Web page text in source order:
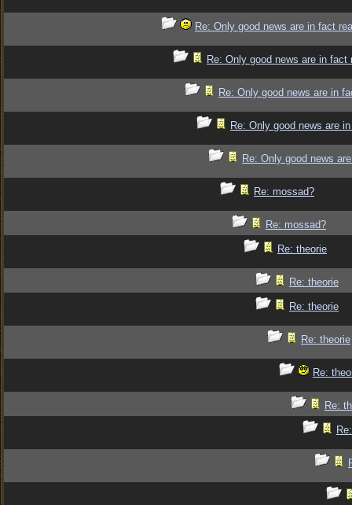
Re: Only good news are in fact
Re: Only good news are in fact
Re: Only good news are in
Re: Only good news are
Re: Only good news
Re: mossad?
Re: mossad?
Re: theorie
Re: theorie
Re: theorie
Re: theorie
Re:
Re: